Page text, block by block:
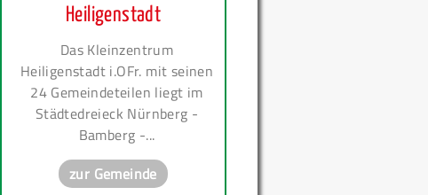
Heiligenstadt
Das Kleinzentrum
Heiligenstadt i.OFr. mit seinen
24 Gemeindeteilen liegt im
Städtedreieck Nürnberg -
Bamberg -...
zur Gemeinde